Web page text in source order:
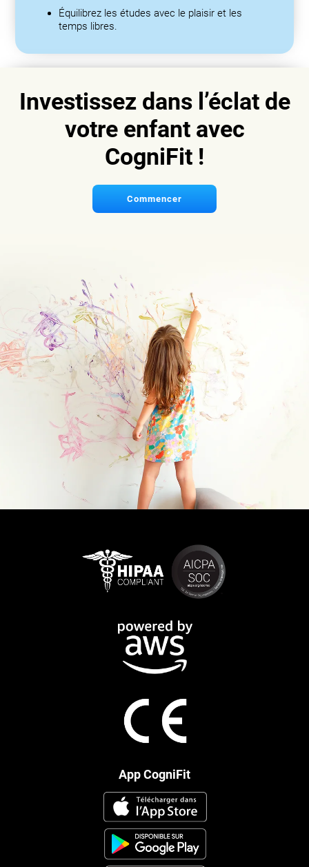
Équilibrez les études avec le plaisir et les
temps libres.
Investissez dans l’éclat de
votre enfant avec
CogniFit !
Commencer
App CogniFit